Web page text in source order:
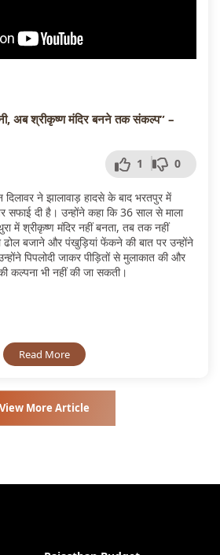
अब श्रीकृष्ण मंदिर बनने तक संकल्प” –
1 0
दिलावर ने झालावाड़ हादसे के बाद भरतपुर में
सफाई दी है। उन्होंने कहा कि 36 साल से माला
में श्रीकृष्ण मंदिर नहीं बनता, तब तक नहीं
ढोल बजाने और पंखुड़ियां फेंकने की बात पर उन्होंने
पिपलोदी जाकर पीड़ितों से मुलाकात की और
कल्पना भी नहीं की जा सकती।
Read More
View More Article